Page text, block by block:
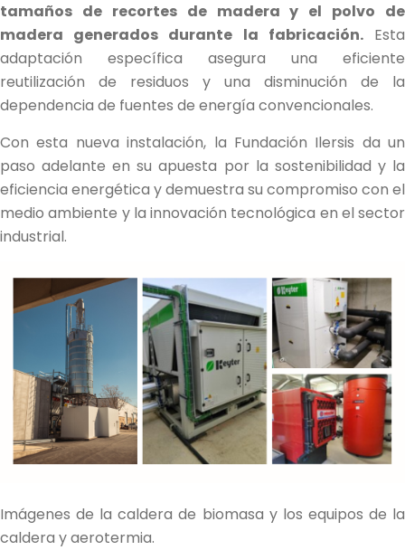
tamaños de recortes de madera y el polvo de
madera generados durante la fabricación.Esta
adaptación específica asegura una eficiente
reutilización de residuos y una disminución de la
dependencia de fuentes de energía convencionales.
Con esta nueva instalación, la Fundación Ilersis da un
paso adelante en su apuesta por la sostenibilidad y la
eficiencia energética y demuestra su compromiso con el
medio ambiente y la innovación tecnológica en el sector
industrial.
Imágenes de la caldera de biomasa y los equipos de la
caldera y aerotermia.